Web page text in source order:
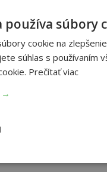
súbory
cookie na
súhlas s používaním
Prečítať viac
→